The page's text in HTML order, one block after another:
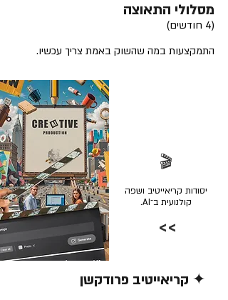
מסלולי התאוצה
(4 חודשים)
התמקצעות במה שהשוק באמת צריך עכשיו.
🎬
יסודות קריאייטיב ושפה
קולנועית ב־AI.
>>
✦ קריאייטיב פרודקשן